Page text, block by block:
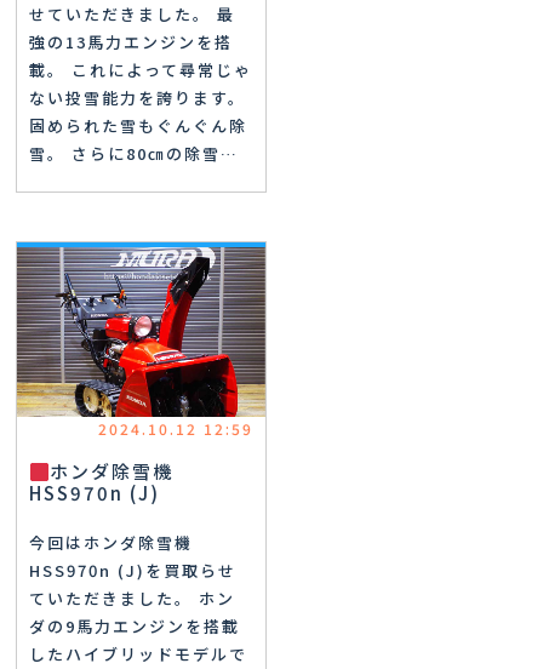
せていただきました。 最
強の13馬力エンジンを搭
載。 これによって尋常じゃ
ない投雪能力を誇ります。
固められた雪もぐんぐん除
雪。 さらに80㎝の除雪…
2024.10.12 12:59
ホンダ除雪機
HSS970n (J)
今回はホンダ除雪機
HSS970n (J)を買取らせ
ていただきました。 ホン
ダの9馬力エンジンを搭載
したハイブリッドモデルで